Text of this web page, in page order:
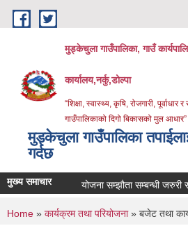
Skip to main content
मुड्केचुला गाउँपालिका, गाउँ
कार्यालय,नर्कु,डोल्पा
“शिक्षा, स्वास्थ्य, कृषि, रोजगारी,
गाउँपालिकाको दिगो बिकासको मुल आधार”
मुड्केचुला गाउँपालिका
गर्दछ
मुख्य समाचारयोजना सम्झौता सम्बन्धी जरुरी सूचना ।
You are here
Home » कार्यक्रम तथा परियोजना» बजेट तथा